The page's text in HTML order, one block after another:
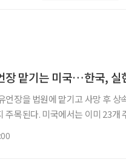
장 맡기는 미국…한국, 실
언장을 법원에 맡기고 사망 후
주목된다. 미국에서는 이미 23개